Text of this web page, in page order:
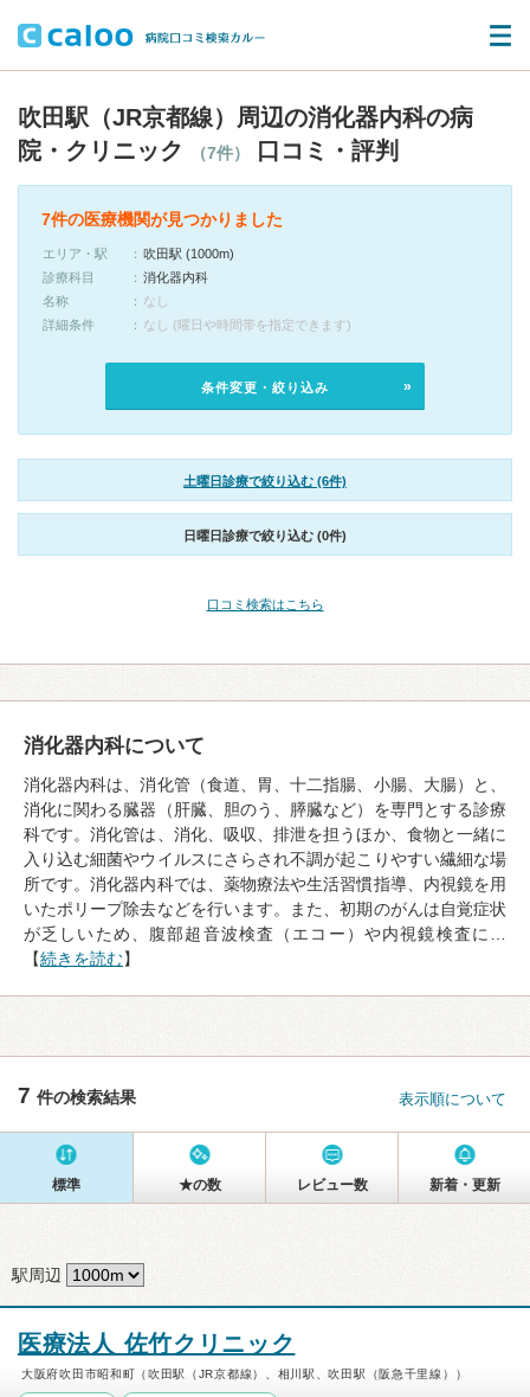
吹田駅（JR京都線）周辺の消化器内科の病
院・クリニック
（7件） 口コミ・評判
7件の医療機関が見つかりました
エリア・駅
吹田駅 (1000m)
診療科目
消化器内科
名称
なし
詳細条件
なし (曜日や時間帯を指定できます)
条件変更・絞り込み
土曜日診療で絞り込む (6件)
日曜日診療で絞り込む (0件)
口コミ検索はこちら
消化器内科について
消化器内科は、消化管（食道、胃、十二指腸、小腸、大腸）と、
消化に関わる臓器（肝臓、胆のう、膵臓など）を専門とする診療
科です。消化管は、消化、吸収、排泄を担うほか、食物と一緒に
入り込む細菌やウイルスにさらされ不調が起こりやすい繊細な場
所です。消化器内科では、薬物療法や生活習慣指導、内視鏡を用
いたポリープ除去などを行います。また、初期のがんは自覚症状
が乏しいため、腹部超音波検査（エコー）や内視鏡検査に…
【続きを読む】
7 件の検索結果 表示順について
標準 ★の数 レビュー数 新着・更新
駅周辺
医療法人 佐竹クリニック
大阪府吹田市昭和町（吹田駅（JR京都線）、相川駅、吹田駅（阪急千里線））